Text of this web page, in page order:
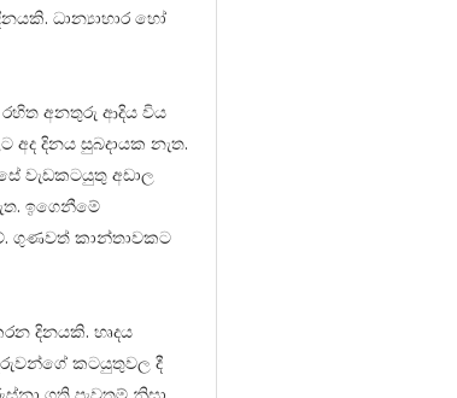
ධාන්‍යාහාර හෝ
අනතුරු ආදිය විය
අද දිනය සුබදායක නැත.
වැඩකටයුතු අඩාල
ඉගෙනීමේ
ගුණවත් කාන්තාවකට
දිනයකි. හෘදය
කටයුතුවල දී